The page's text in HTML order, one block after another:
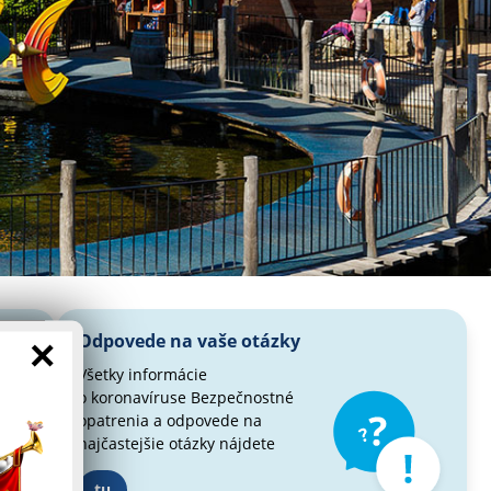
Odpovede na vaše otázky
Všetky informácie
o koronavíruse Bezpečnostné
opatrenia a odpovede na
najčastejšie otázky nájdete
×